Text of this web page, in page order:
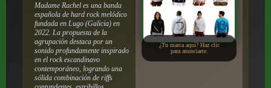
Madame Rachel es una banda
española de hard rock melódico
fundada en Lugo (Galicia) en
2022. La propuesta de la
agrupación destaca por un
sonido profundamente inspirado
en el rock escandinavo
contemporáneo, logrando una
sólida combinación de riffs
¿Tu marca aquí? Haz clic
para anunciarte.